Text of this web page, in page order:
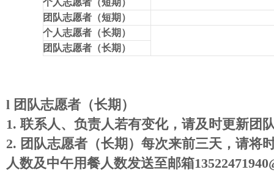
个人志愿者（短期）
团队志愿者（短期）
个人志愿者（长期）
团队志愿者（长期）
l 团队志愿者（长期）
1. 联系人、负责人若有变化，请及时更新团
2. 团队志愿者（长期）每次来前三天，请将
人数及中午用餐人数发送至邮箱